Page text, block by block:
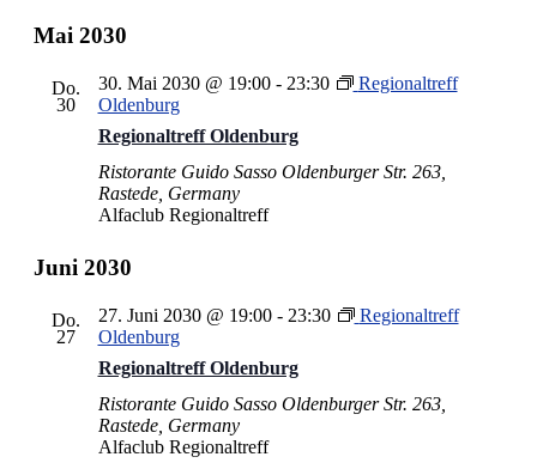
Mai 2030
Do.
30
Regionaltreff Oldenburg
30. Mai 2030 @ 19:00- 23:30
Regionaltreff
Oldenburg
Ristorante Guido Sasso Oldenburger Str. 263,
Rastede, Germany
Alfaclub Regionaltreff
Juni 2030
Do.
27
Regionaltreff Oldenburg
27. Juni 2030 @ 19:00- 23:30
Regionaltreff
Oldenburg
Ristorante Guido Sasso Oldenburger Str. 263,
Rastede, Germany
Alfaclub Regionaltreff